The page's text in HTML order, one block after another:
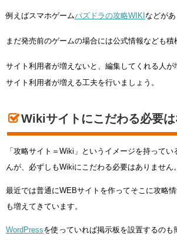
例えばスマホゲームパズドラの攻略WIKIなどがあ
まだ発売前のゲームの場合には公式情報なども積
サイト利用者が増えないと、編集してくれる人が
サイト利用者が増える工夫を行いましょう。
Wikiサイトにこだわる必要
「攻略サイト＝Wiki」というイメージを持って
んが、必ずしもWikiにこだわる必要はありません。
最近では普通にWEBサイトを作ってそこに攻略
も増えてきています。
WordPressを使っていれば掲示板を設置するのも